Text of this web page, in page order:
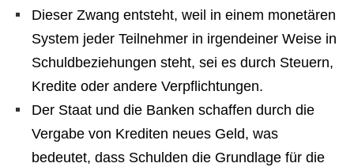
Dieser Zwang entsteht, weil in einem monetären
System jeder Teilnehmer in irgendeiner Weise in
Schuldbeziehungen steht, sei es durch Steuern,
Kredite oder andere Verpflichtungen.
Der Staat und die Banken schaffen durch die
Vergabe von Krediten neues Geld, was
bedeutet, dass Schulden die Grundlage für die